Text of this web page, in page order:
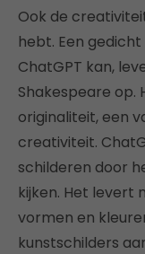
Ook de
hebt. Een
ChatGPT kan,
Shakespeare
originaliteit, een
creativiteit.
schilderen door
kijken. Het levert
vormen en
kunstschilders